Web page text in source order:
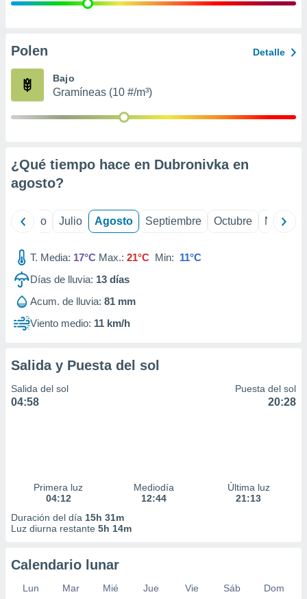
e
publicidad
Polen Detalle
Bajo
Gramíneas (10 #/m³)
¿Qué tiempo hace en Dubronivka en
agosto?
Junio Julio Agosto Septiembre Octubre
T. Media: 17°C Max.: 21°C Min: 11°C
Días de lluvia: 13 días
Acum. de lluvia: 81 mm
Viento medio: 11 km/h
Salida y Puesta del sol
Salida del sol
04:58
Puesta del sol
20:28
Primera luz
04:12
Mediodía
12:44
Última luz
21:13
Duración del día 15h 31m
Luz diurna restante 5h 14m
Calendario lunar
Lun Mar Mié Jue Vie Sáb
Dom